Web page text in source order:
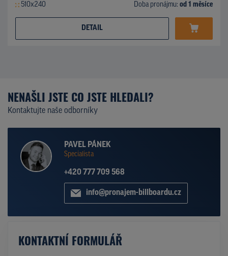
510x240 Doba pronájmu: od 1 měsíce
DETAIL
NENAŠLI JSTE CO JSTE HLEDALI?
Kontaktujte naše odborníky
PAVEL PÁNEK
Specialista
+420 777 709 568
info@pronajem-billboardu.cz
KONTAKTNÍ FORMULÁŘ